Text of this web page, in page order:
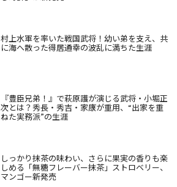
村上水軍を率いた戦国武将！幼い弟を支え、共
に海へ散った得居通幸の波乱に満ちた生涯
『豊臣兄弟！』で萩原護が演じる武将・小堀正
次とは？秀長・秀吉・家康が重用、“出家を重
ねた実務派”の生涯
しっかり抹茶の味わい、さらに果実の香りも楽
しめる「無糖フレーバー抹茶」ストロベリー、
マンゴー新発売